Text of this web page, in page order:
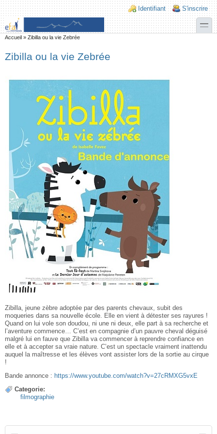
Aller au contenu principal
Skip to search
Login links
Identifiant S'inscrire
toggle
Vous êtes ici
Accueil » Zibilla ou la vie Zebrée
Zibilla ou la vie Zebrée
Zibilla, jeune zèbre adoptée par des parents chevaux, subit des
moqueries dans sa nouvelle école. Elle en vient à détester ses rayures !
Quand on lui vole son doudou, ni une ni deux, elle part à sa recherche et
l’aventure commence… C’est en compagnie d’un pauvre cheval déguisé
malgré lui en fauve que Zibilla va commencer à reprendre confiance en
elle et à accepter sa vraie nature. C’est un spectacle vraiment inattendu
auquel la maîtresse et les élèves vont assister lors de la sortie au cirque
!
Bande annonce : https://www.youtube.com/watch?v=27cRMXG5vxE
Categorie:
filmographie